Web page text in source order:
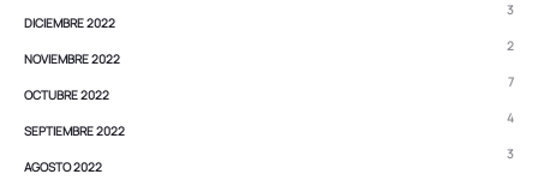
DICIEMBRE 2022
3
NOVIEMBRE 2022
2
OCTUBRE 2022
7
SEPTIEMBRE 2022
4
AGOSTO 2022
3